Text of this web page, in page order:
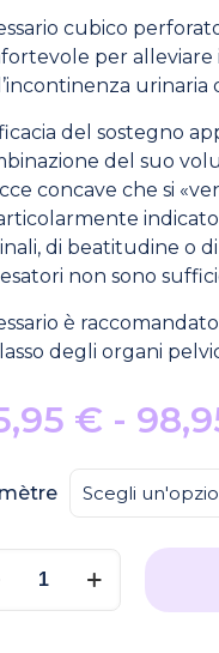
cubico
per alleviare
urinaria
del sostegno
del suo
concave che si
di beatitudine o
non sono
è
degli organi
€ -